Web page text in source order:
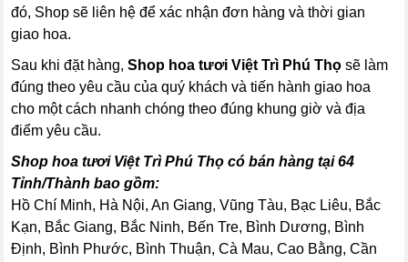
đó, Shop sẽ liên hệ để xác nhận đơn hàng và thời gian
giao hoa.
Sau khi đặt hàng,Shop hoa tươi Việt Trì Phú Thọ sẽ làm
đúng theo yêu cầu của quý khách và tiến hành giao hoa
cho một cách nhanh chóng theo đúng khung giờ và địa
điểm yêu cầu.
Shop hoa tươi Việt Trì Phú Thọ có bán hàng tại 64
Tỉnh/Thành bao gồm:
Hồ Chí Minh, Hà Nội, An Giang, Vũng Tàu, Bạc Liêu, Bắc
Kạn, Bắc Giang, Bắc Ninh, Bến Tre, Bình Dương, Bình
Định, Bình Phước, Bình Thuận, Cà Mau, Cao Bằng, Cần